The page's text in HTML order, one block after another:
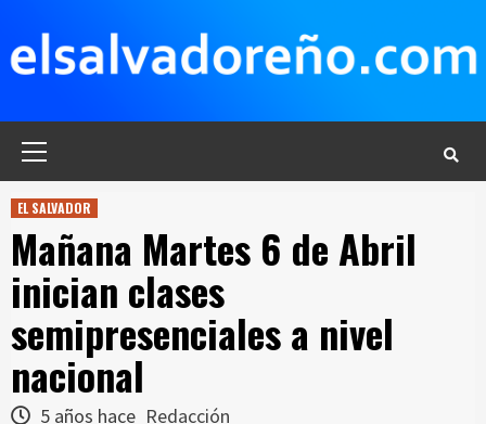
contenido
EL SALVADOR
Mañana Martes 6 de Abril
inician clases
semipresenciales a nivel
nacional
5 años hace Redacción